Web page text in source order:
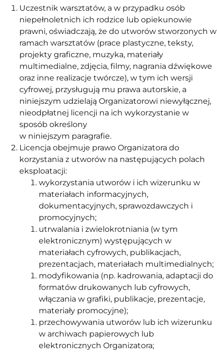
Uczestnik warsztatów, a w przypadku osób
niepełnoletnich ich rodzice lub opiekunowie
prawni, oświadczają, że do utworów stworzonych w
ramach warsztatów (prace plastyczne, teksty,
projekty graficzne, muzyka, materiały
multimedialne, zdjęcia, filmy, nagrania dźwiękowe
oraz inne realizacje twórcze), w tym ich wersji
cyfrowej, przysługują mu prawa autorskie, a
niniejszym udzielają Organizatorowi niewyłącznej,
nieodpłatnej licencji na ich wykorzystanie w
sposób określony
w niniejszym paragrafie.
Licencja obejmuje prawo Organizatora do
korzystania z utworów na następujących polach
eksploatacji:
wykorzystania utworów i ich wizerunku w
materiałach informacyjnych,
dokumentacyjnych, sprawozdawczych i
promocyjnych;
utrwalania i zwielokrotniania (w tym
elektronicznym) występujących w
materiałach cyfrowych, publikacjach,
prezentacjach, materiałach multimedialnych;
modyfikowania (np. kadrowania, adaptacji do
formatów drukowanych lub cyfrowych,
włączania w grafiki, publikacje, prezentacje,
materiały promocyjne);
przechowywania utworów lub ich wizerunku
w archiwach papierowych lub
elektronicznych Organizatora;